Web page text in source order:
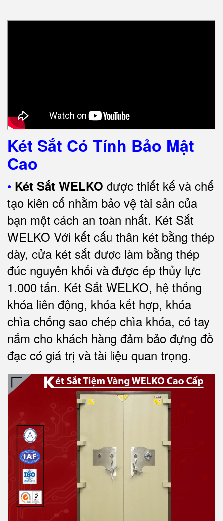
Két Sắt Có Tính Bảo Mật
Cao
• Két Sắt WELKO được thiết kế và chế
tạo kiên cố nhằm bảo vệ tài sản của
bạn một cách an toàn nhất. Két Sắt
WELKO Với kết cấu thân két bằng thép
dày, cửa két sắt được làm bằng thép
đúc nguyên khối và được ép thủy lực
1.000 tấn. Két Sắt WELKO, hệ thống
khóa liên động, khóa kết hợp, khóa
chìa chống sao chép chìa khóa, có tay
nắm cho khách hàng đảm bảo đựng đồ
đạc có giá trị và tài liệu quan trọng.